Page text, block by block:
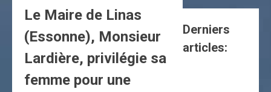
Le Maire de Linas
(Essonne), Monsieur
Lardière, privilégie sa
femme pour une
Derniers
articles: